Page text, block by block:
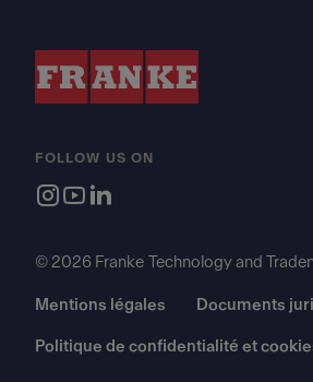
FOLLOW US ON
© 2026 Franke Technology and
Mentions légales Documents
Politique de confidentialité et